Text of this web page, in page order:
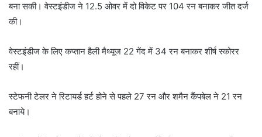
बना सकी। वेस्टइंडीज ने 12.5 ओवर में दो विकेट पर 104 रन बनाकर जीत दर्ज
की।
वेस्टइंडीज के लिए कप्तान हैली मैथ्यूज 22 गेंद में 34 रन बनाकर शीर्ष स्कोरर
रहीं।
स्टेफनी टेलर ने रिटायर्ड हर्ट होने से पहले 27 रन और शमैन कैंपबेल ने 21 रन
बनाये।